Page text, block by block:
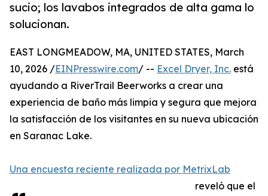
sucio; los lavabos integrados de alta gama lo
solucionan.
EAST LONGMEADOW, MA, UNITED STATES, March
10, 2026 /EINPresswire.com/ -- Excel Dryer, Inc. está
ayudando a RiverTrail Beerworks a crear una
experiencia de baño más limpia y segura que mejora
la satisfacción de los visitantes en su nueva ubicación
en Saranac Lake.
Una encuesta reciente realizada por MetrixLab
reveló que el